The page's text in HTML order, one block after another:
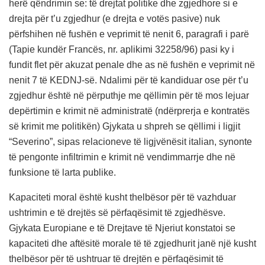
herë qëndrimin se: të drejtat politike dhe zgjedhore si e
drejta për t’u zgjedhur (e drejta e votës pasive) nuk
përfshihen në fushën e veprimit të nenit 6, paragrafi i parë
(Tapie kundër Francës, nr. aplikimi 32258/96) pasi ky i
fundit flet për akuzat penale dhe as në fushën e veprimit në
nenit 7 të KEDNJ-së. Ndalimi për të kandiduar ose për t’u
zgjedhur është në përputhje me qëllimin për të mos lejuar
depërtimin e krimit në administratë (ndërprerja e kontratës
së krimit me politikën) Gjykata u shpreh se qëllimi i ligjit
“Severino”, sipas relacioneve të ligjvënësit italian, synonte
të pengonte infiltrimin e krimit në vendimmarrje dhe në
funksione të larta publike.
Kapaciteti moral është kusht thelbësor për të vazhduar
ushtrimin e të drejtës së përfaqësimit të zgjedhësve.
Gjykata Europiane e të Drejtave të Njeriut konstatoi se
kapaciteti dhe aftësitë morale të të zgjedhurit janë një kusht
thelbësor për të ushtruar të drejtën e përfaqësimit të